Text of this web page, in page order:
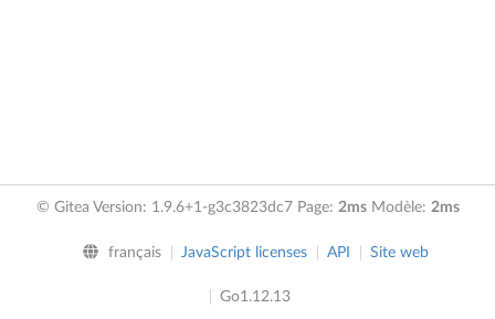
© Gitea Version: 1.9.6+1-g3c3823dc7 Page: 2msModèle: 2ms
français JavaScript licenses API Site web
Go1.12.13